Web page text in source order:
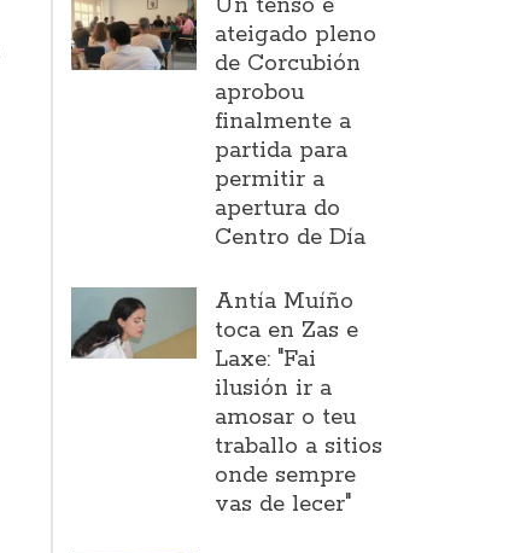
Un tenso e
ateigado pleno
de Corcubión
aprobou
finalmente a
partida para
permitir a
apertura do
Centro de Día
Antía Muíño
toca en Zas e
Laxe: "Fai
ilusión ir a
amosar o teu
traballo a sitios
onde sempre
vas de lecer"